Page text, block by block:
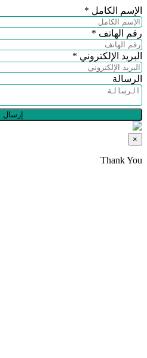
الإسم الكامل *
رقم الهاتف *
البريد الإلكتروني *
الرسالة
إرسال
×
Thank You